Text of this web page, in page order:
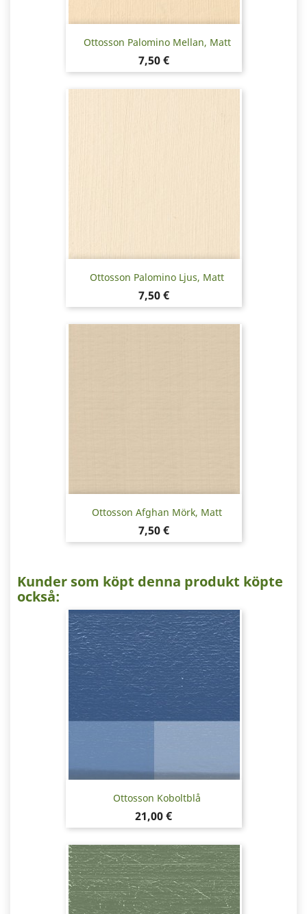
Ottosson Palomino Mellan, Matt
Pris
7,50 €
Ottosson Palomino Ljus, Matt
Pris
7,50 €
Ottosson Afghan Mörk, Matt
Pris
7,50 €
Kunder som köpt denna produkt köpte
också:
Ottosson Koboltblå
Pris
21,00 €